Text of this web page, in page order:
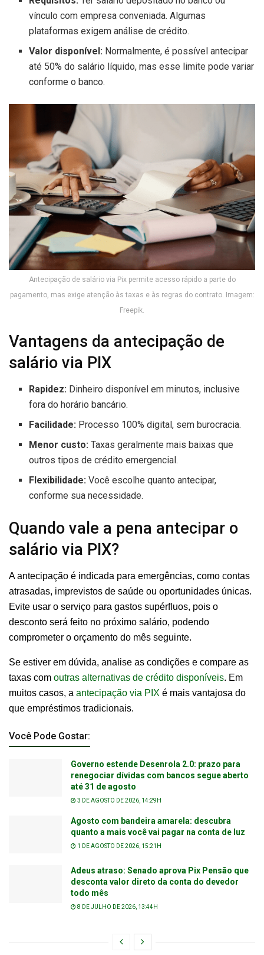
vínculo com empresa conveniada. Algumas
plataformas exigem análise de crédito.
Valor disponível: Normalmente, é possível antecipar
até 50% do salário líquido, mas esse limite pode variar
conforme o banco.
Antecipação de salário via Pix permite acesso rápido a parte do
pagamento, mas exige atenção às taxas e às regras do contrato. Imagem:
Freepik.
Vantagens da antecipação de
salário via PIX
Rapidez: Dinheiro disponível em minutos, inclusive
fora do horário bancário.
Facilidade: Processo 100% digital, sem burocracia.
Menor custo: Taxas geralmente mais baixas que
outros tipos de crédito emergencial.
Flexibilidade: Você escolhe quanto antecipar,
conforme sua necessidade.
Quando vale a pena antecipar o
salário via PIX?
A antecipação é indicada para emergências, como contas
atrasadas, imprevistos de saúde ou oportunidades únicas.
Evite usar o serviço para gastos supérfluos, pois o
desconto será feito no próximo salário, podendo
comprometer o orçamento do mês seguinte.
Se estiver em dúvida, analise as condições e compare as
taxas com outras alternativas de crédito disponíveis. Em
muitos casos, a antecipação via PIX é mais vantajosa do
que empréstimos tradicionais.
Você Pode Gostar:
Governo estende Desenrola 2.0: prazo para
renegociar dívidas com bancos segue aberto
até 31 de agosto
3 DE AGOSTO DE 2026, 14:29H
Agosto com bandeira amarela: descubra
quanto a mais você vai pagar na conta de luz
1 DE AGOSTO DE 2026, 15:21H
Adeus atraso: Senado aprova Pix Pensão que
desconta valor direto da conta do devedor
todo mês
8 DE JULHO DE 2026, 13:44H